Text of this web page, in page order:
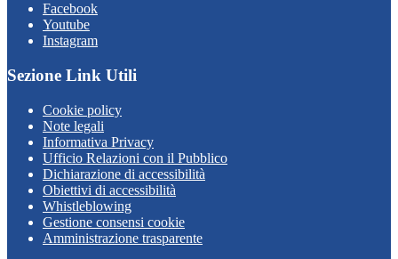
Facebook
Youtube
Instagram
Sezione Link Utili
Cookie policy
Note legali
Informativa Privacy
Ufficio Relazioni con il Pubblico
Dichiarazione di accessibilità
Obiettivi di accessibilità
Whistleblowing
Gestione consensi cookie
Amministrazione trasparente